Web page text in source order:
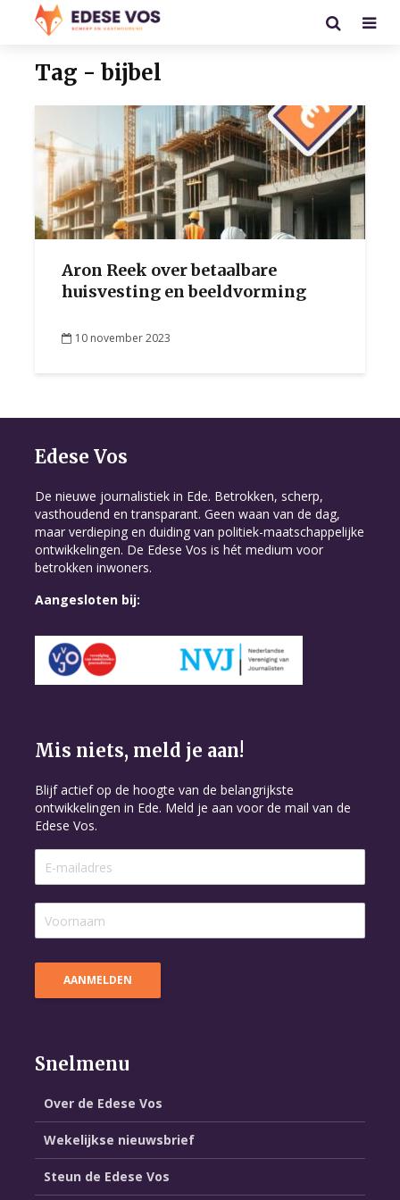
Tag - bijbel
Aron Reek over betaalbare
huisvesting en beeldvorming
10 november 2023
Edese Vos
De nieuwe journalistiek in Ede. Betrokken, scherp,
vasthoudend en transparant. Geen waan van de dag,
maar verdieping en duiding van politiek-maatschappelijke
ontwikkelingen. De Edese Vos is hét medium voor
betrokken inwoners.
Aangesloten bij:
Mis niets, meld je aan!
Blijf actief op de hoogte van de belangrijkste
ontwikkelingen in Ede. Meld je aan voor de mail van de
Edese Vos.
Snelmenu
Over de Edese Vos
Wekelijkse nieuwsbrief
Steun de Edese Vos